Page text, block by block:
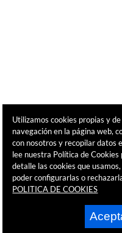
Utilizamos cookies propias y
navegación en la página web,
con nosotros y recopilar datos
lee nuestra Política de
detalle las cookies que
poder configurarlas o
POLITICA DE COOKIES